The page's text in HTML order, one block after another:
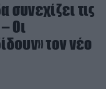
τις
Οι
τον νέο